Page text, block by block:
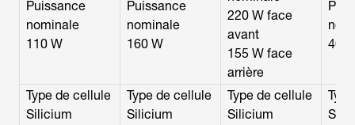
Puissance
nominale
110 W
Puissance
nominale
160 W
220 W face
avant
155 W face
arrière
400
Type de cellule
Silicium
Type de cellule
Silicium
Type de cellule
Silicium